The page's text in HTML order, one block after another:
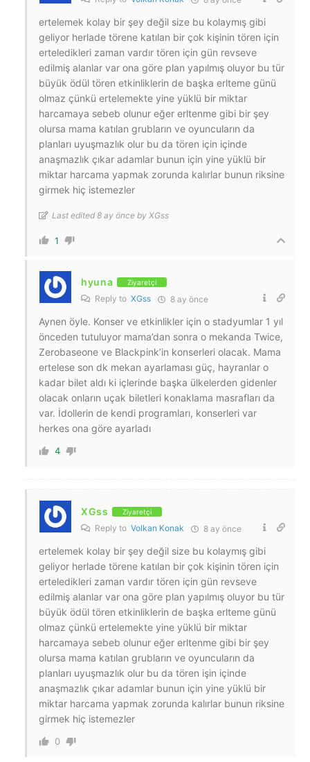
ertelemek kolay bir şey değil size bu kolaymış gibi
geliyor herlade törene katılan bir çok kişinin tören için
erteledikleri zaman vardır tören için gün revseve
edilmiş alanlar var ona göre plan yapılmış oluyor bu tür
büyük ödül tören etkinliklerin de başka erlteme günü
olmaz çünkü ertelemekte yine yüklü bir miktar
harcamaya sebeb olunur eğer erltenme gibi bir şey
olursa mama katılan grubların ve oyuncuların da
planları uyuşmazlık olur bu da tören için içinde
anaşmazlık çıkar adamlar bunun için yine yüklü bir
miktar harcama yapmak zorunda kalırlar bunun riksine
girmek hiç istemezler
Last edited 8 ay önce by XGss
1
hyuna Ziyaretçi
Reply to XGss 8 ay önce
Aynen öyle. Konser ve etkinlikler için o stadyumlar 1 yıl
önceden tutuluyor mama’dan sonra o mekanda Twice,
Zerobaseone ve Blackpink’in konserleri olacak. Mama
ertelese son dk mekan ayarlaması güç, hayranlar o
kadar bilet aldı ki içlerinde başka ülkelerden gidenler
olacak onların uçak biletleri konaklama masrafları da
var. İdollerin de kendi programları, konserleri var
herkes ona göre ayarladı
4
XGss Ziyaretçi
Reply to Volkan Konak 8 ay önce
ertelemek kolay bir şey değil size bu kolaymış gibi
geliyor herlade törene katılan bir çok kişinin tören için
erteledikleri zaman vardır tören için gün revseve
edilmiş alanlar var ona göre plan yapılmış oluyor bu tür
büyük ödül tören etkinliklerin de başka erlteme günü
olmaz çünkü ertelemekte yine yüklü bir miktar
harcamaya sebeb olunur eğer erltenme gibi bir şey
olursa mama katılan grubların ve oyuncuların da
planları uyuşmazlık olur bu da tören işin içinde
anaşmazlık çıkar adamlar bunun için yine yüklü bir
miktar harcama yapmak zorunda kalırlar bunun riksine
girmek hiç istemezler
0